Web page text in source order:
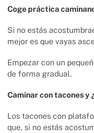
Coge práctica
Si no estás
mejor es que vayas
Empezar con un
de forma gradual.
Caminar con tacones y
Los tacones con
que, si no estás